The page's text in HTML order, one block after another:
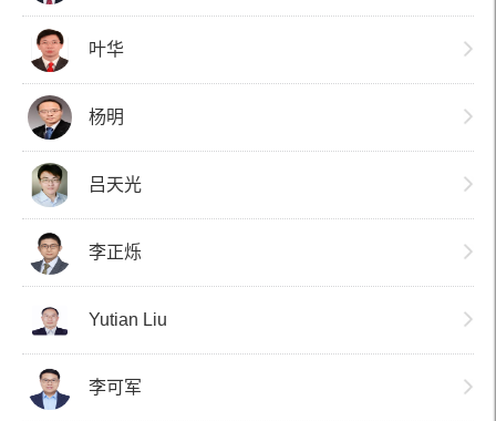
叶华
杨明
吕天光
李正烁
Yutian Liu
李可军